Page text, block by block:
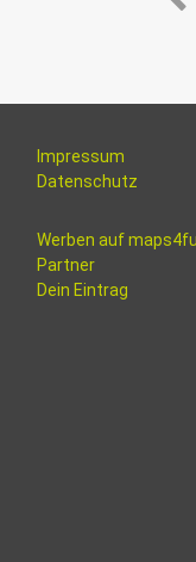
Impressum
Datenschutz
Werben auf
Partner
Dein Eintrag